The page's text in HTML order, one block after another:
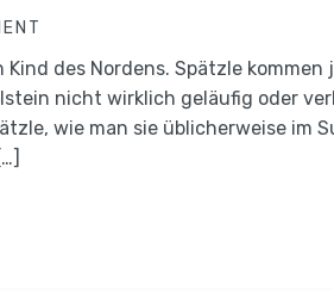
Kind des Nordens. Spätzle
nicht wirklich geläufig oder
wie man sie üblicherweise im